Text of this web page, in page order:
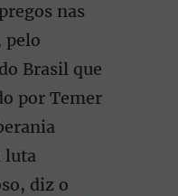
nas
pelo
Brasil que
por Temer
luta
diz o